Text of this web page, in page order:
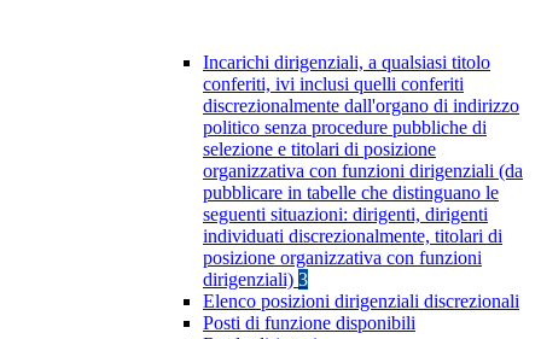
Incarichi dirigenziali, a qualsiasi titolo
conferiti, ivi inclusi quelli conferiti
discrezionalmente dall'organo di indirizzo
politico senza procedure pubbliche di
selezione e titolari di posizione
organizzativa con funzioni dirigenziali (da
pubblicare in tabelle che distinguano le
seguenti situazioni: dirigenti, dirigenti
individuati discrezionalmente, titolari di
posizione organizzativa con funzioni
dirigenziali) 3
Elenco posizioni dirigenziali discrezionali
Posti di funzione disponibili